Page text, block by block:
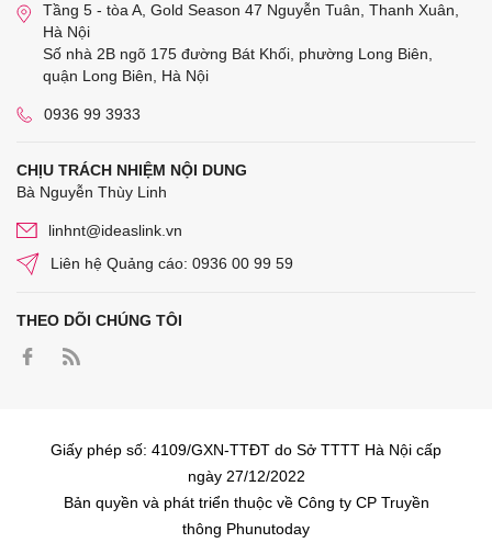
Tầng 5 - tòa A, Gold Season 47 Nguyễn Tuân, Thanh Xuân,
Hà Nội
Số nhà 2B ngõ 175 đường Bát Khối, phường Long Biên,
quận Long Biên, Hà Nội
0936 99 3933
CHỊU TRÁCH NHIỆM NỘI DUNG
Bà Nguyễn Thùy Linh
linhnt@ideaslink.vn
Liên hệ Quảng cáo: 0936 00 99 59
THEO DÕI CHÚNG TÔI
Giấy phép số: 4109/GXN-TTĐT do Sở TTTT Hà Nội cấp
ngày 27/12/2022
Bản quyền và phát triển thuộc về Công ty CP Truyền
thông Phunutoday